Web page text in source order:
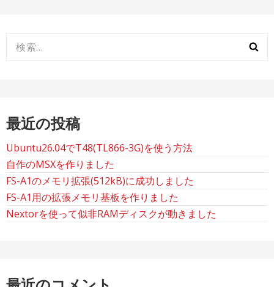
最近の投稿
Ubuntu26.04でT48(TL866-3G)を使う方法
自作のMSXを作りました
FS-A1のメモリ拡張(512kB)に成功しました
FS-A1用の拡張メモリ基板を作りました
Nextorを使って似非RAMディスクが動きました